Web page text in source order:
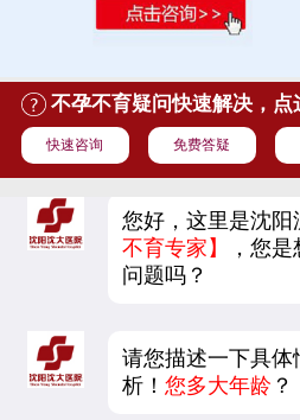
不孕不育疑问快速解决，点
快速咨询 免费答疑
您好，这里是沈阳
不育专家】
，您
问题吗？
请您描述一下具
析！您多大年龄 ？